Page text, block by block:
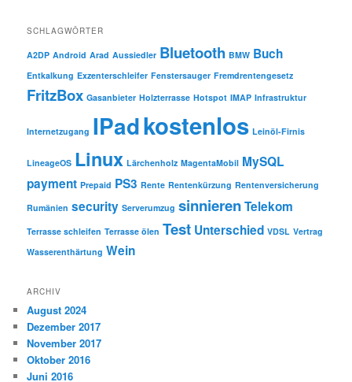
SCHLAGWÖRTER
A2DP Android Arad Aussiedler Bluetooth BMW Buch
Entkalkung Exzenterschleifer Fenstersauger Fremdrentengesetz
FritzBox Gasanbieter Holzterrasse Hotspot IMAP Infrastruktur
Internetzugang IPadkostenlos Leinöl-Firnis
LineageOS Linux Lärchenholz MagentaMobil MySQL
payment Prepaid PS3 Rente Rentenkürzung Rentenversicherung
Rumänien security Serverumzug sinnierenTelekom
Terrasse schleifen Terrasse ölen Test Unterschied VDSL Vertrag
Wasserenthärtung Wein
ARCHIV
August 2024
Dezember 2017
November 2017
Oktober 2016
Juni 2016